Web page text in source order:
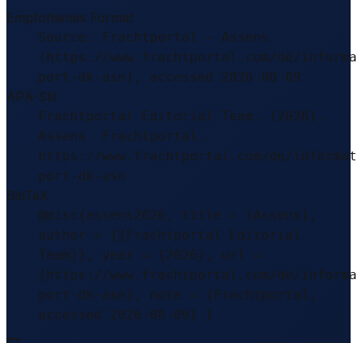
Empfohlenes Format
Source: Frachtportal – Assens
(https://www.frachtportal.com/de/
port-dk-asn), accessed 2026-08-09
APA-Stil
Frachtportal Editorial Team. (2026).
Assens. Frachtportal.
https://www.frachtportal.com/de/
port-dk-asn
BibTeX
@misc{assens2026, title = {Assens},
author = {{Frachtportal Editorial
Team}}, year = {2026}, url =
{https://www.frachtportal.com/de/
port-dk-asn}, note = {Frachtportal,
accessed 2026-08-09} }